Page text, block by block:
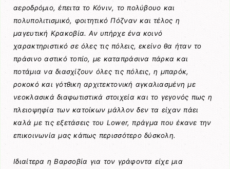
αεροδρόμιο, έπειτα το Κόνιν, το πολύβουο και
πολυπολιτισμικό, φοιτητικό Πόζναν και τέλος η
μαγευτική Κρακοβία. Αν υπήρχε ένα κοινό
χαρακτηριστικό σε όλες τις πόλεις, εκείνο θα ήταν το
πράσινο αστικό τοπίο, με καταπράσινα πάρκα και
ποτάμια να διασχίζουν όλες τις πόλεις, η μπαρόκ,
ροκοκό και γότθικη αρχιτεκτονική αγκαλιασμένη με
νεοκλασικά διαφωτιστικά στοιχεία και το γεγονός πως η
πλειοψηφία των κατοίκων μάλλον δεν τα είχαν πάει
καλά με τις εξετάσεις του Lower, πράγμα που έκανε την
επικοινωνία μας κάπως περισσότερο δύσκολη.
Ιδιαίτερα η Βαρσοβία για τον γράφοντα είχε μια